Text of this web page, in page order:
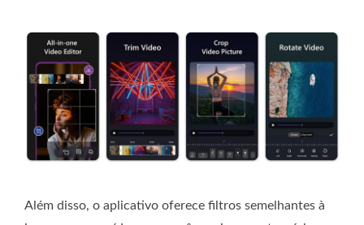
Além disso, o aplicativo oferece filtros semelhantes à